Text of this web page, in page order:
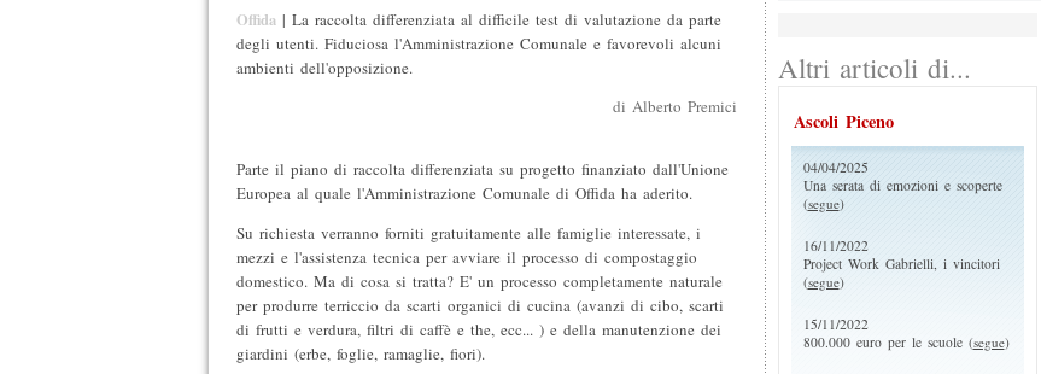
Offida| La raccolta differenziata al difficile test di valutazione da parte
degli utenti. Fiduciosa l'Amministrazione Comunale e favorevoli alcuni
ambienti dell'opposizione.
di Alberto Premici
Parte il piano di raccolta differenziata su progetto finanziato dall'Unione
Europea al quale l'Amministrazione Comunale di Offida ha aderito.
Su richiesta verranno forniti gratuitamente alle famiglie interessate, i
mezzi e l'assistenza tecnica per avviare il processo di compostaggio
domestico. Ma di cosa si tratta? E' un processo completamente naturale
per produrre terriccio da scarti organici di cucina (avanzi di cibo, scarti
di frutti e verdura, filtri di caffè e the, ecc... ) e della manutenzione dei
giardini (erbe, foglie, ramaglie, fiori).
Altri articoli di...
Ascoli Piceno
04/04/2025
Una serata di emozioni e scoperte
(segue)
16/11/2022
Project Work Gabrielli, i vincitori
(segue)
15/11/2022
800.000 euro per le scuole (segue)